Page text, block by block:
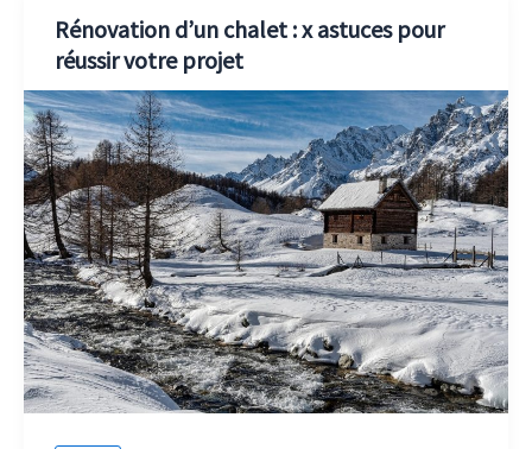
Rénovation d’un chalet : x astuces pour
réussir votre projet